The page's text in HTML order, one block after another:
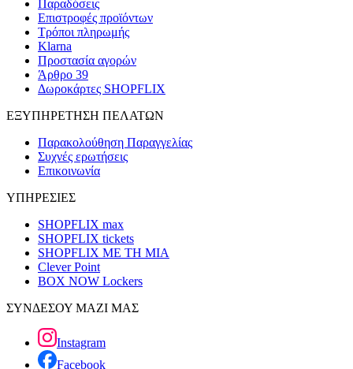
Παραδόσεις
Επιστροφές προϊόντων
Τρόποι πληρωμής
Klarna
Προστασία αγορών
Άρθρο 39
Δωροκάρτες SHOPFLIX
ΕΞΥΠΗΡΕΤΗΣΗ ΠΕΛΑΤΩΝ
Παρακολούθηση Παραγγελίας
Συχνές ερωτήσεις
Επικοινωνία
ΥΠΗΡΕΣΙΕΣ
SHOPFLIX max
SHOPFLIX tickets
SHOPFLIX ΜΕ ΤΗ ΜΙΑ
Clever Point
BOX NOW Lockers
ΣΥΝΔΕΣΟΥ ΜΑΖΙ ΜΑΣ
Instagram
Facebook